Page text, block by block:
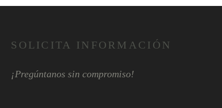
SOLICITA INFORMACIÓN
¡Pregúntanos sin compromiso!